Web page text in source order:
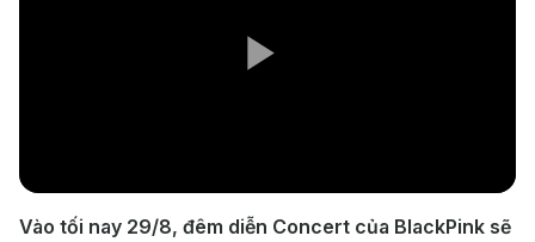
Video
Vào tối nay 29/8, đêm diễn Concert của BlackPink sẽ